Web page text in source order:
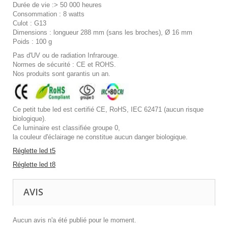
Durée de vie :> 50 000 heures
Consommation : 8 watts
Culot : G13
Dimensions : longueur 288 mm (sans les broches), Ø 16 mm
Poids : 100 g
Pas d'UV ou de radiation Infrarouge.
Normes de sécurité : CE et ROHS.
Nos produits sont garantis un an.
Ce petit tube led est certifié CE, RoHS, IEC 62471 (aucun risque
biologique).
Ce luminaire est classifiée groupe 0,
la couleur d'éclairage ne constitue aucun danger biologique.
Réglette led t5
Réglette led t8
AVIS
Aucun avis n'a été publié pour le moment.